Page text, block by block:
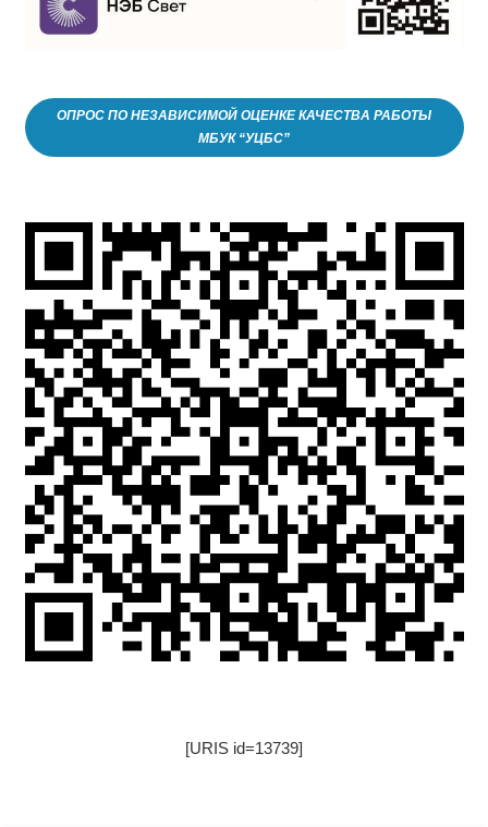
ОПРОС ПО НЕЗАВИСИМОЙ ОЦЕНКЕ КАЧЕСТВА РАБОТЫ
МБУК “УЦБС”
[URIS id=13739]